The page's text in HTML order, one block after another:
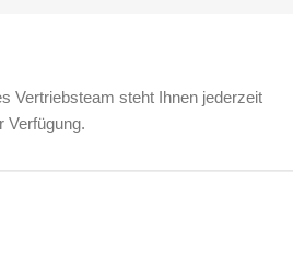
Vertriebsteam steht Ihnen jederzeit
Verfügung.